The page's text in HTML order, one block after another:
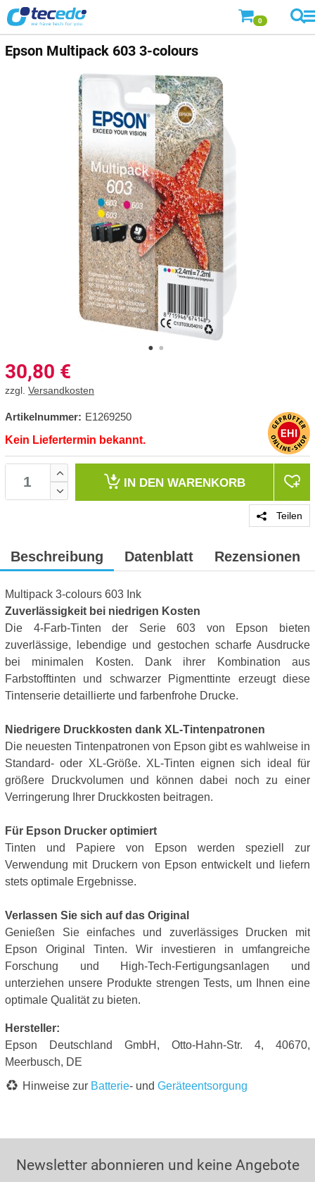
0
Epson Multipack 603 3-colours
30,80 €
zzgl. Versandkosten
Artikelnummer: E1269250
Kein Liefertermin bekannt.
IN DEN WARENKORB
Teilen
Beschreibung Datenblatt Rezensionen
Multipack 3-colours 603 Ink
Zuverlässigkeit bei niedrigen Kosten
Die 4-Farb-Tinten der Serie 603 von Epson bieten
zuverlässige, lebendige und gestochen scharfe Ausdrucke
bei minimalen Kosten. Dank ihrer Kombination aus
Farbstofftinten und schwarzer Pigmenttinte erzeugt diese
Tintenserie detaillierte und farbenfrohe Drucke.
Niedrigere Druckkosten dank XL-Tintenpatronen
Die neuesten Tintenpatronen von Epson gibt es wahlweise in
Standard- oder XL-Größe. XL-Tinten eignen sich ideal für
größere Druckvolumen und können dabei noch zu einer
Verringerung Ihrer Druckkosten beitragen.
Für Epson Drucker optimiert
Tinten und Papiere von Epson werden speziell zur
Verwendung mit Druckern von Epson entwickelt und liefern
stets optimale Ergebnisse.
Verlassen Sie sich auf das Original
Genießen Sie einfaches und zuverlässiges Drucken mit
Epson Original Tinten. Wir investieren in umfangreiche
Forschung und High-Tech-Fertigungsanlagen und
unterziehen unsere Produkte strengen Tests, um Ihnen eine
optimale Qualität zu bieten.
Hersteller:
Epson Deutschland GmbH, Otto-Hahn-Str. 4, 40670,
Meerbusch, DE
Hinweise zur Batterie- und Geräteentsorgung
Newsletter abonnieren und keine Angebote